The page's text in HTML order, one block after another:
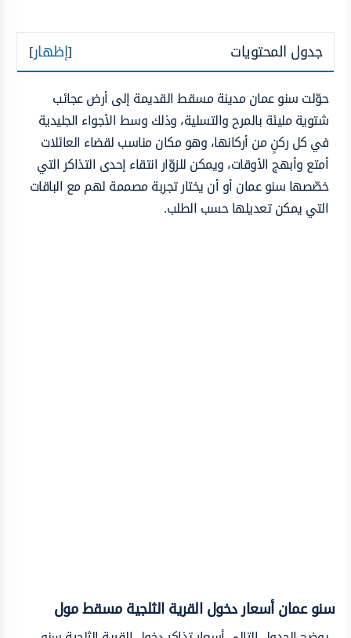
جدول المحتويات [إظهار]
حوّلت سنو عمان مدينة مسقط القديمة إلى أرض عجائب
شتوية مليئة بالمرح والتسلية، وذلك وسط الأجواء الجليدية
في كل ركنٍ من أركانها، وهو مكان مناسب لقضاء العائلات
أمتع وأبهج الأوقات، ويمكن للزوّار انتقاء إحدى التذاكر التي
خصّصها سنو عمان أو أن يختار تجربة مصممة لهم مع الباقات
التي يمكن تعديلها حسب الطلب.
سنو عمان أسعار دخول القرية الثلجية مسقط مول